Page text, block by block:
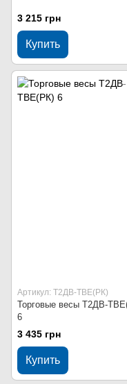
3 215 грн
Купить
Артикул: Т2ДВ-ТВЕ(РК)
Торговые весы Т2ДВ-
6
3 435 грн
Купить